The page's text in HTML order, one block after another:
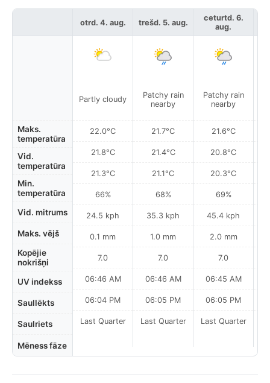
Maks.
temperatūra
Vid.
temperatūra
Min.
temperatūra
Vid. mitrums
Maks. vējš
Kopējie
nokrišņi
UV indekss
Saullēkts
Saulriets
Mēness fāze
otrd. 4. aug.
Partly cloudy
22.0°C
21.8°C
21.3°C
66%
24.5 kph
0.1 mm
7.0
06:46 AM
06:04 PM
Last Quarter
trešd. 5. aug.
Patchy rain
nearby
21.7°C
21.4°C
21.1°C
68%
35.3 kph
1.0 mm
7.0
06:46 AM
06:05 PM
Last Quarter
ceturtd. 6.
aug.
Patchy rain
nearby
21.6°C
20.8°C
20.3°C
69%
45.4 kph
2.0 mm
7.0
06:45 AM
06:05 PM
Last Quarter